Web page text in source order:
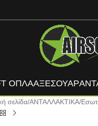
ΟΠΛΑΑΞΕΣΟΥΑΡ
σελίδα/ΑΝΤΑΛΛΑΚΤΙΚΑ/